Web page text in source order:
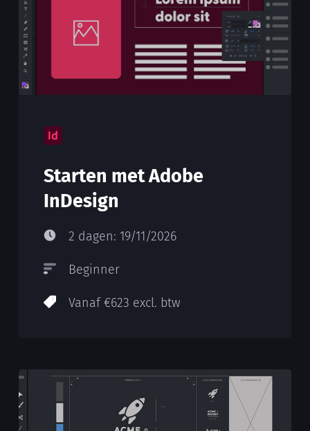
Starten met Adobe
InDesign
2 dagen: 19/11/2026
Beginner
Vanaf €623 excl. btw